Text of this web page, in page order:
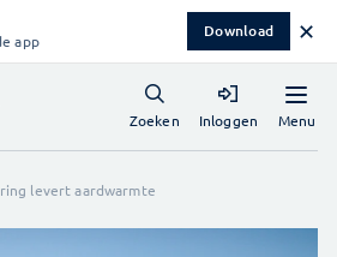
app Download ✕
Menu
Zoeken Inloggen
levert aardwarmte